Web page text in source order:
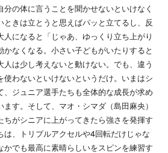
の体に言うことを聞かせないといけなく
ときは立とうと思えばパッと立てるし、反
になると「じゃあ、ゆっくり立ち上がり
かなくなる。小さい子どもがいたりすると
人は少し考えないと動けない。でも、違う
使わないといけないというだけ。いまはシ
、ジュニア選手たちも全体的な成長が求め
す。そして、マオ・シマダ（島田麻央）
ちがシニアに上がってきたら強さを発揮す
は、トリプルアクセルや4回転だけじゃな
かでも最高に素晴らしいをスピンを練習す